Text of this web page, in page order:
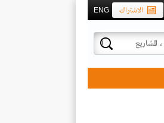
ENG الاشتراك